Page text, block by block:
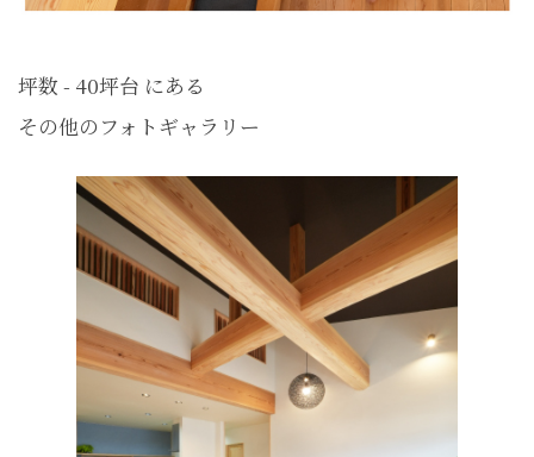
坪数 - 40坪台 にある
その他のフォトギャラリー